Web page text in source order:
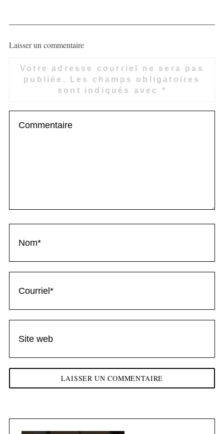
Laisser un commentaire
Votre adresse courriel ne sera pas
publiée.
Les champs obligatoires
sont indiqués avec *